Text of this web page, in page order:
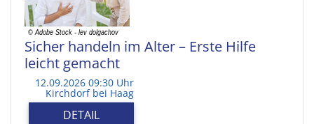
Sicher handeln im Alter – Erste Hilfe
leicht gemacht
12.09.2026 09:30 Uhr
Kirchdorf bei Haag
DETAIL